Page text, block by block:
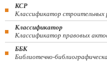
КСР
Классификатор строительных
Классификатор
Классификатор правовых
ББК
Библиотечно-